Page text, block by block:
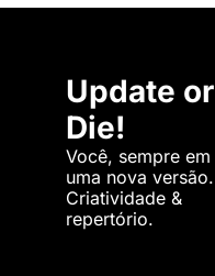
Update or
Die!
Você, sempre em
uma nova versão.
Criatividade &
repertório.